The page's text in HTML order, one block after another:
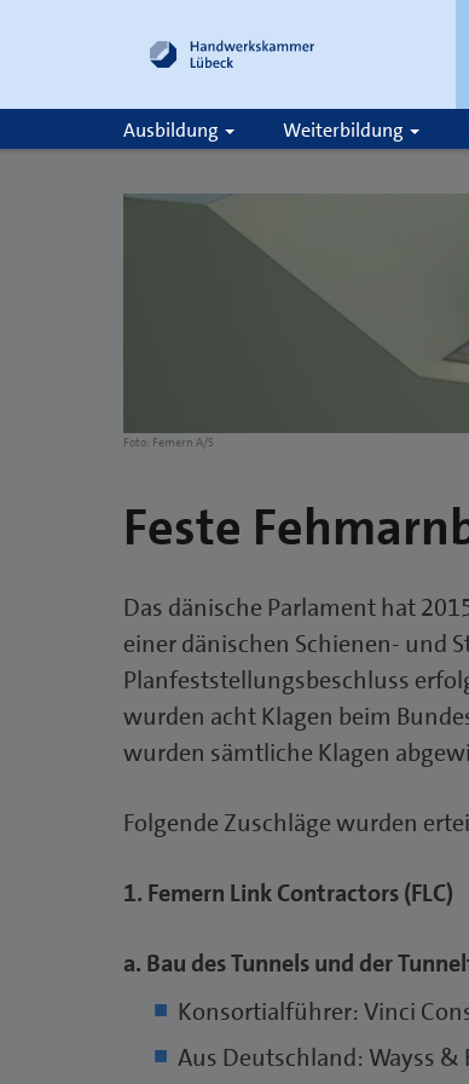
Ausbildung Weiterbildung
Foto: Femern A/S
Feste
Das dänische Parlament hat
einer dänischen Schienen- und
Planfeststellungsbeschluss
wurden acht Klagen beim
wurden sämtliche Klagen
Folgende Zuschläge wurden
1. Femern Link Contractors (FLC)
a. Bau des Tunnels und der
Konsortialführer: Vinci
Aus Deutschland: Wayss &